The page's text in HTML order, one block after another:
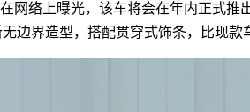
网络上曝光，该车将会在年内正式推
边界造型，搭配贯穿式饰条，比现款